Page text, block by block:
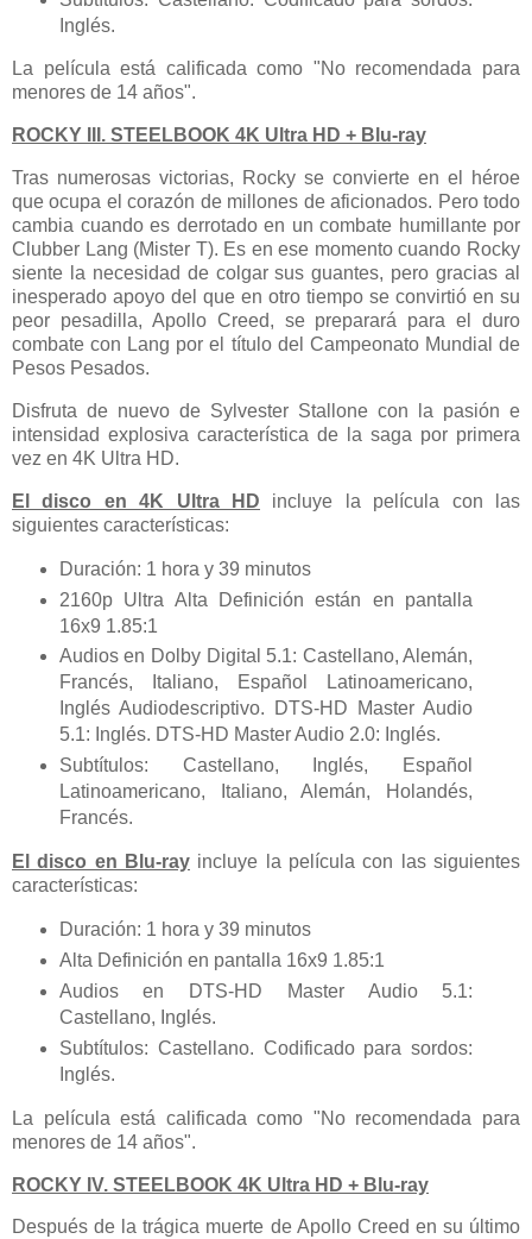
Inglés.
La película está calificada como "No recomendada para
menores de 14 años".
ROCKY III. STEELBOOK 4K Ultra HD + Blu-ray
Tras numerosas victorias, Rocky se convierte en el héroe
que ocupa el corazón de millones de aficionados. Pero todo
cambia cuando es derrotado en un combate humillante por
Clubber Lang (Mister T). Es en ese momento cuando Rocky
siente la necesidad de colgar sus guantes, pero gracias al
inesperado apoyo del que en otro tiempo se convirtió en su
peor pesadilla, Apollo Creed, se preparará para el duro
combate con Lang por el título del Campeonato Mundial de
Pesos Pesados.
Disfruta de nuevo de Sylvester Stallone con la pasión e
intensidad explosiva característica de la saga por primera
vez en 4K Ultra HD.
El disco en 4K Ultra HD incluye la película con las
siguientes características:
Duración: 1 hora y 39 minutos
2160p Ultra Alta Definición están en pantalla
16x9 1.85:1
Audios en Dolby Digital 5.1: Castellano, Alemán,
Francés, Italiano, Español Latinoamericano,
Inglés Audiodescriptivo. DTS-HD Master Audio
5.1: Inglés. DTS-HD Master Audio 2.0: Inglés.
Subtítulos: Castellano, Inglés, Español
Latinoamericano, Italiano, Alemán, Holandés,
Francés.
El disco en Blu-ray incluye la película con las siguientes
características:
Duración: 1 hora y 39 minutos
Alta Definición en pantalla 16x9 1.85:1
Audios en DTS-HD Master Audio 5.1:
Castellano, Inglés.
Subtítulos: Castellano. Codificado para sordos:
Inglés.
La película está calificada como "No recomendada para
menores de 14 años".
ROCKY IV. STEELBOOK 4K Ultra HD + Blu-ray
Después de la trágica muerte de Apollo Creed en su último